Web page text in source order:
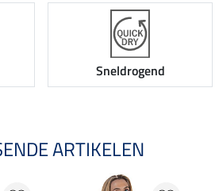
Sneldrogend
ARTIKELEN